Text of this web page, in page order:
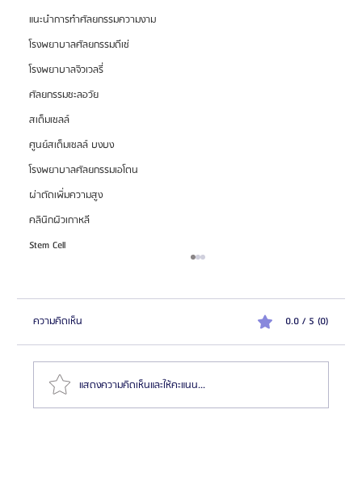
แนะนำการทำศัลยกรรมความงาม
โรงพยาบาลศัลยกรรมดีเซ่
โรงพยาบาลจิวเวลรี่
ศัลยกรรมชะลอวัย
สเต็มเซลล์
ศูนย์สเต็มเซลล์ บงบง
โรงพยาบาลศัลยกรรมเอโตน
ผ่าตัดเพิ่มความสูง
คลินิกผิวเกาหลี
Stem Cell
ความคิดเห็น 0.0 / 5 (0)
แสดงความคิดเห็นและให้คะแนน...